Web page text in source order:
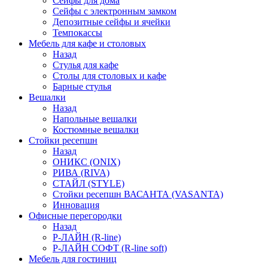
Сейфы с электронным замком
Депозитные сейфы и ячейки
Темпокассы
Мебель для кафе и столовых
Назад
Стулья для кафе
Столы для столовых и кафе
Барные стулья
Вешалки
Назад
Напольные вешалки
Костюмные вешалки
Стойки ресепшн
Назад
ОНИКС (ONIX)
РИВА (RIVA)
СТАЙЛ (STYLE)
Стойки ресепшн ВАСАНТА (VASANTA)
Инновация
Офисные перегородки
Назад
Р-ЛАЙН (R-line)
Р-ЛАЙН СОФТ (R-line soft)
Мебель для гостиниц